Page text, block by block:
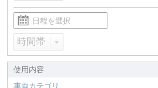
使用内容
車両カテゴリ